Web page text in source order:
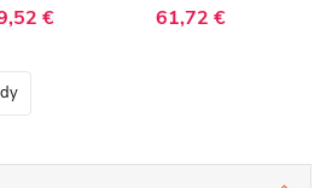
€
matná - 30 až
61,72 €